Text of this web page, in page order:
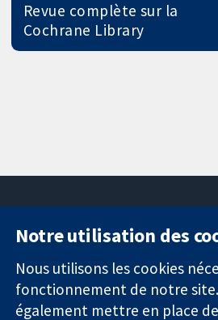
Revue complète sur la
Cochrane Library
Des données
probantes.
Des décisions
11-13
Square
Londres
W1G0AN
Notre utilisation des
Nous utilisons les cookies
fonctionnement de notre
également mettre en place